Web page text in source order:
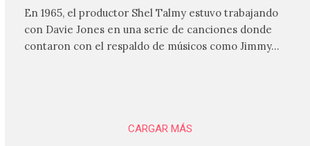
En 1965, el productor Shel Talmy estuvo trabajando
con Davie Jones en una serie de canciones donde
contaron con el respaldo de músicos como Jimmy…
CARGAR MÁS